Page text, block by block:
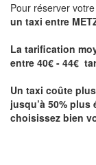
Pour réserver
un taxi entre
La tarification
entre 40€ - 44€
Un taxi coûte
jusqu’à 50%
choisissez bien